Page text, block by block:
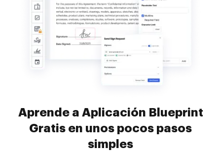
Aprende a Aplicación Blueprint
Gratis en unos pocos pasos
simples